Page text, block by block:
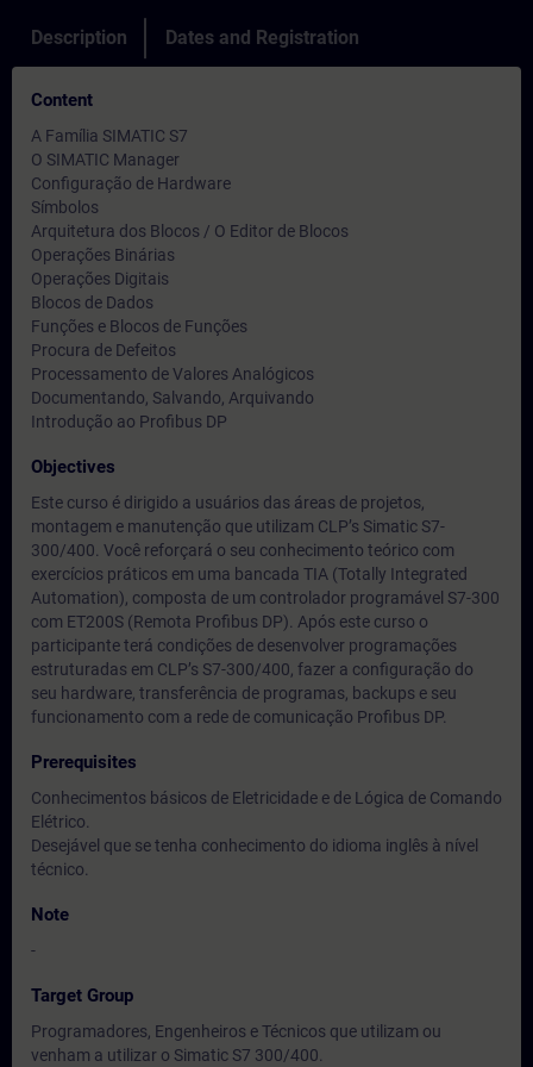
Description Dates and Registration
Content
A Família SIMATIC S7
O SIMATIC Manager
Configuração de Hardware
Símbolos
Arquitetura dos Blocos / O Editor de Blocos
Operações Binárias
Operações Digitais
Blocos de Dados
Funções e Blocos de Funções
Procura de Defeitos
Processamento de Valores Analógicos
Documentando, Salvando, Arquivando
Introdução ao Profibus DP
Objectives
Este curso é dirigido a usuários das áreas de projetos,
montagem e manutenção que utilizam CLP’s Simatic S7-
300/400. Você reforçará o seu conhecimento teórico com
exercícios práticos em uma bancada TIA (Totally Integrated
Automation), composta de um controlador programável S7-300
com ET200S (Remota Profibus DP). Após este curso o
participante terá condições de desenvolver programações
estruturadas em CLP’s S7-300/400, fazer a configuração do
seu hardware, transferência de programas, backups e seu
funcionamento com a rede de comunicação Profibus DP.
Prerequisites
Conhecimentos básicos de Eletricidade e de Lógica de Comando
Elétrico.
Desejável que se tenha conhecimento do idioma inglês à nível
técnico.
Note
-
Target Group
Programadores, Engenheiros e Técnicos que utilizam ou
venham a utilizar o Simatic S7 300/400.